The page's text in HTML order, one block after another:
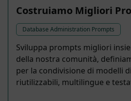
Costruiamo Migliori
Database Administration Prompts
Sviluppa prompts migliori
della nostra comunità,
per la condivisione di modelli
riutilizzabili, multilingue e